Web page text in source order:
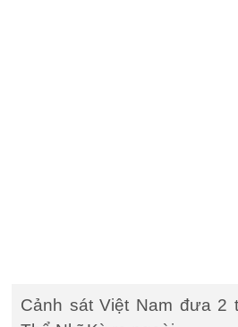
Cảnh sát Việt Nam đưa 2